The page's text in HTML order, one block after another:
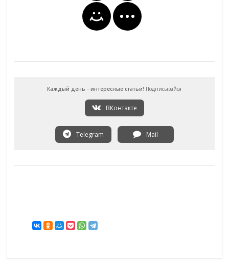
Каждый день - интересные статьи! Подписывайся
ВКонтакте
Telegram Mail